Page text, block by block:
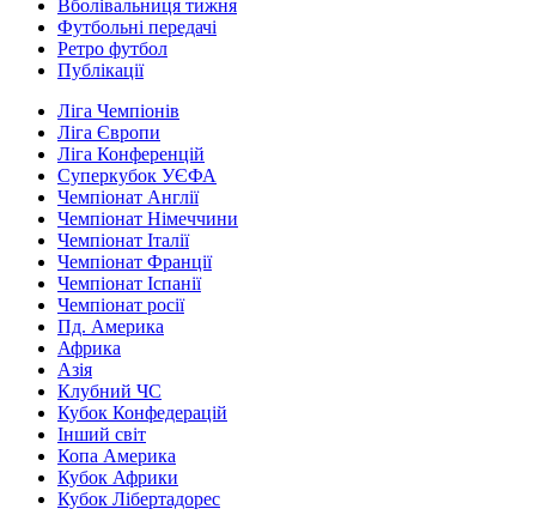
Вболівальниця тижня
Футбольні передачі
Ретро футбол
Публікації
Ліга Чемпіонів
Ліга Європи
Ліга Конференцій
Суперкубок УЄФА
Чемпіонат Англії
Чемпіонат Німеччини
Чемпіонат Італії
Чемпіонат Франції
Чемпіонат Іспанії
Чемпіонат росії
Пд. Америка
Африка
Азія
Клубний ЧС
Кубок Конфедерацій
Інший світ
Копа Америка
Кубок Африки
Кубок Лібертадорес